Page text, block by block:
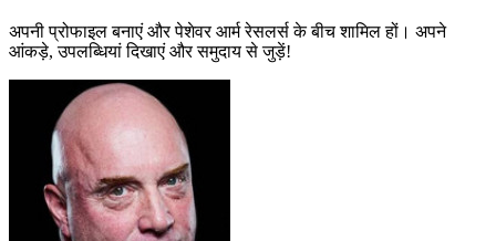
अपनी प्रोफाइल बनाएं और पेशेवर आर्म रेसलर्स के बीच शामिल हों। अपने
आंकड़े, उपलब्धियां दिखाएं और समुदाय से जुड़ें!